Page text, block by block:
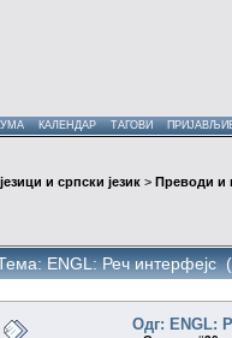
КАЛЕНДАР ТАГОВИ
и српски језик > Преводи и
ENGL: Реч интерфејс
Одг: ENGL: